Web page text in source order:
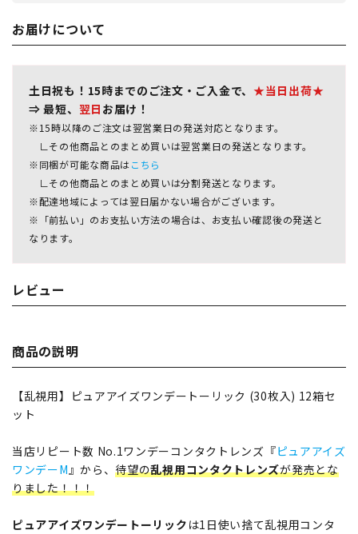
お届けについて
土日祝も！15時までのご注文・ご入金で、 ★当日出荷★
⇒ 最短、 翌日 お届け！
※15時以降のご注文は翌営業日の発送対応となります。
∟その他商品とのまとめ買いは翌営業日の発送となります。
※同梱が可能な商品はこちら
∟その他商品とのまとめ買いは分割発送となります。
※配達地域によっては翌日届かない場合がございます。
※「前払い」のお支払い方法の場合は、お支払い確認後の発送と
なります。
レビュー
商品の説明
【乱視用】ピュアアイズワンデートーリック (30枚入) 12箱セ
ット
当店リピート数 No.1ワンデーコンタクトレンズ『ピュアアイズ
ワンデーM』から、待望の乱視用コンタクトレンズが発売とな
りました！！！
ピュアアイズワンデートーリック は1日使い捨て乱視用コンタ